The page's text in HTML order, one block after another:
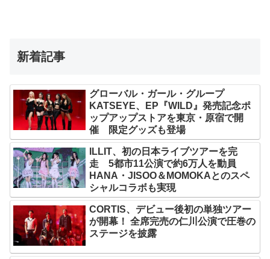
新着記事
グローバル・ガール・グループ
KATSEYE、EP『WILD』発売記念ポ
ップアップストアを東京・原宿で開
催 限定グッズも登場
ILLIT、初の日本ライブツアーを完
走 5都市11公演で約6万人を動員
HANA・JISOO＆MOMOKAとのスペ
シャルコラボも実現
CORTIS、デビュー後初の単独ツアー
が開幕！ 全席完売の仁川公演で圧巻の
ステージを披露